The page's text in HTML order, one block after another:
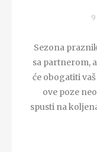
Sezona
sa partnerom,
će obogatiti
ove poze
spusti na